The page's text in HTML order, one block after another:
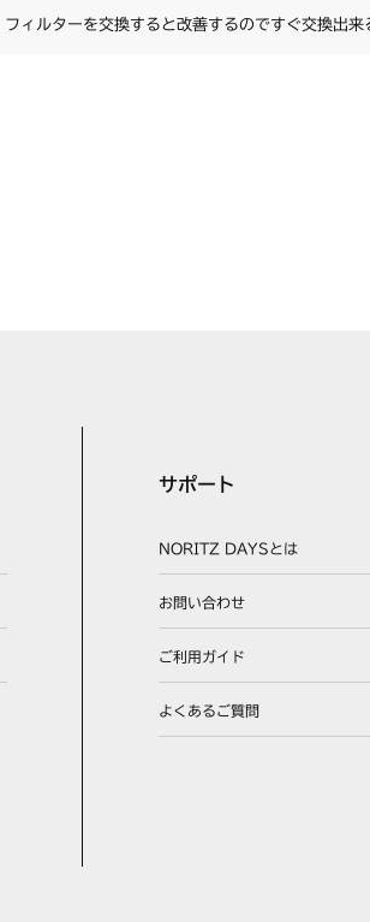
ィルターを交換すると改善するのですぐ交換出
サポート
NORITZ DAYSとは
お問い合わせ
ご利用ガイド
よくあるご質問